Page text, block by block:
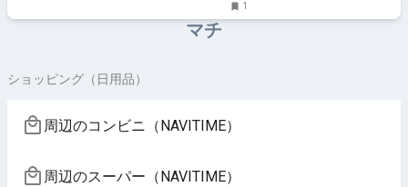
1
マチ
ショッピング（日用品）
周辺のコンビニ（NAVITIME）
周辺のスーパー（NAVITIME）